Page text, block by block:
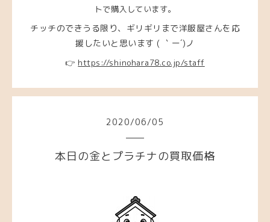
トで購入しています。
チッチのできうる限り、ギリギリまで洋服屋さんを応
援したいと思います ( ｀ー´)ノ
👉 https://shinohara78.co.jp/staff
2020/06/05
本日の金とプラチナの買取価格